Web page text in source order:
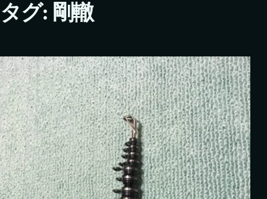
タグ: 剛轍